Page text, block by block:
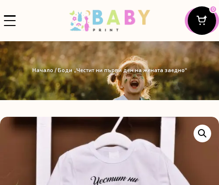
0
Начало / Боди „Честит ни първи ден на жената заедно“